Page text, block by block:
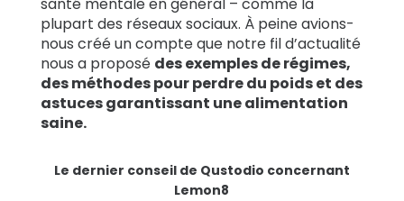
santé mentale en général – comme la
plupart des réseaux sociaux. À peine avions-
nous créé un compte que notre fil d’actualité
nous a proposé des exemples de régimes,
des méthodes pour perdre du poids et des
astuces garantissant une alimentation
saine.
Le dernier conseil de Qustodio concernant
Lemon8